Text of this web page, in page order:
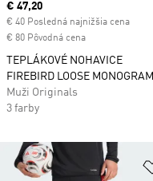
Current price
€ 47,20
€ 40 Posledná najnižšia cena
€ 80 Pôvodná cena
TEPLÁKOVÉ NOHAVICE
FIREBIRD LOOSE MONOGRAM
Muži Originals
3 farby